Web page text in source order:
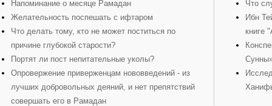
Напоминание о месяце Рамадан
Желательность поспешать с ифтаром
Что делать тому, кто не может поститься по
причине глубокой старости?
Портят ли пост непитательные уколы?
Опровержение приверженцам нововведений - из
лучших добровольных деяний, и нет препятствий
совершать его в Рамадан
Что
Ибн
книге